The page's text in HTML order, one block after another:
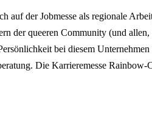
auf der Jobmesse als regionale
der queeren Community (und
bei diesem
Die Karrieremesse